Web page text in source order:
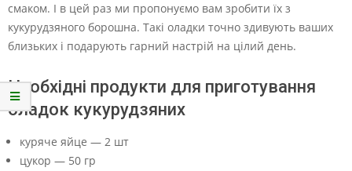
смаком. І в цей раз ми пропонуємо вам зробити їх з
кукурудзяного борошна. Такі оладки точно здивують ваших
близьких і подарують гарний настрій на цілий день.
Необхідні продукти для приготування
оладок кукурудзяних
куряче яйце — 2 шт
цукор — 50 гр